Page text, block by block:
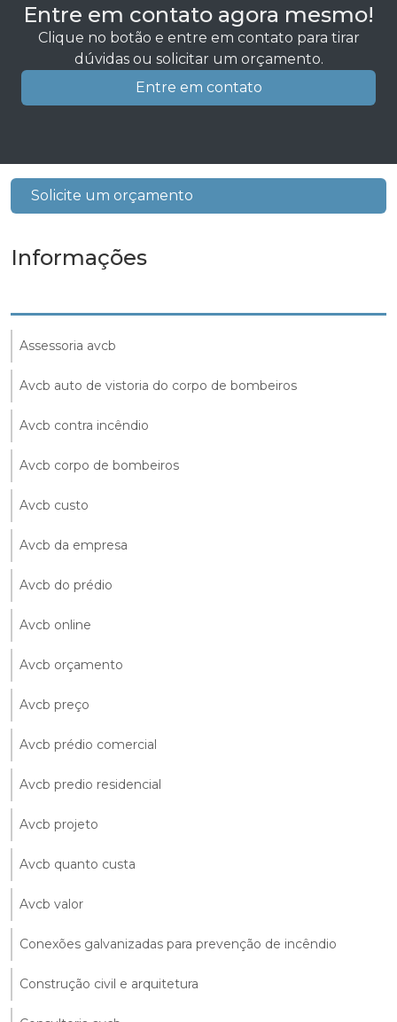
Entre em contato agora mesmo!
Clique no botão e entre em contato para tirar
dúvidas ou solicitar um orçamento.
Entre em contato
Solicite um orçamento
Informações
Assessoria avcb
Avcb auto de vistoria do corpo de bombeiros
Avcb contra incêndio
Avcb corpo de bombeiros
Avcb custo
Avcb da empresa
Avcb do prédio
Avcb online
Avcb orçamento
Avcb preço
Avcb prédio comercial
Avcb predio residencial
Avcb projeto
Avcb quanto custa
Avcb valor
Conexões galvanizadas para prevenção de incêndio
Construção civil e arquitetura